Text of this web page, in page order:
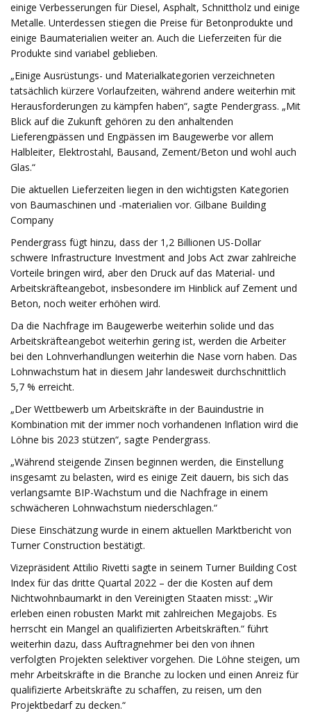
einige Verbesserungen für Diesel, Asphalt, Schnittholz und einige
Metalle. Unterdessen stiegen die Preise für Betonprodukte und
einige Baumaterialien weiter an. Auch die Lieferzeiten für die
Produkte sind variabel geblieben.
„Einige Ausrüstungs- und Materialkategorien verzeichneten
tatsächlich kürzere Vorlaufzeiten, während andere weiterhin mit
Herausforderungen zu kämpfen haben“, sagte Pendergrass. „Mit
Blick auf die Zukunft gehören zu den anhaltenden
Lieferengpässen und Engpässen im Baugewerbe vor allem
Halbleiter, Elektrostahl, Bausand, Zement/Beton und wohl auch
Glas.“
Die aktuellen Lieferzeiten liegen in den wichtigsten Kategorien
von Baumaschinen und -materialien vor. Gilbane Building
Company
Pendergrass fügt hinzu, dass der 1,2 Billionen US-Dollar
schwere Infrastructure Investment and Jobs Act zwar zahlreiche
Vorteile bringen wird, aber den Druck auf das Material- und
Arbeitskräfteangebot, insbesondere im Hinblick auf Zement und
Beton, noch weiter erhöhen wird.
Da die Nachfrage im Baugewerbe weiterhin solide und das
Arbeitskräfteangebot weiterhin gering ist, werden die Arbeiter
bei den Lohnverhandlungen weiterhin die Nase vorn haben. Das
Lohnwachstum hat in diesem Jahr landesweit durchschnittlich
5,7 % erreicht.
„Der Wettbewerb um Arbeitskräfte in der Bauindustrie in
Kombination mit der immer noch vorhandenen Inflation wird die
Löhne bis 2023 stützen“, sagte Pendergrass.
„Während steigende Zinsen beginnen werden, die Einstellung
insgesamt zu belasten, wird es einige Zeit dauern, bis sich das
verlangsamte BIP-Wachstum und die Nachfrage in einem
schwächeren Lohnwachstum niederschlagen.“
Diese Einschätzung wurde in einem aktuellen Marktbericht von
Turner Construction bestätigt.
Vizepräsident Attilio Rivetti sagte in seinem Turner Building Cost
Index für das dritte Quartal 2022 – der die Kosten auf dem
Nichtwohnbaumarkt in den Vereinigten Staaten misst: „Wir
erleben einen robusten Markt mit zahlreichen Megajobs. Es
herrscht ein Mangel an qualifizierten Arbeitskräften.“ führt
weiterhin dazu, dass Auftragnehmer bei den von ihnen
verfolgten Projekten selektiver vorgehen. Die Löhne steigen, um
mehr Arbeitskräfte in die Branche zu locken und einen Anreiz für
qualifizierte Arbeitskräfte zu schaffen, zu reisen, um den
Projektbedarf zu decken.“